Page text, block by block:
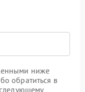
ниже
обратиться в